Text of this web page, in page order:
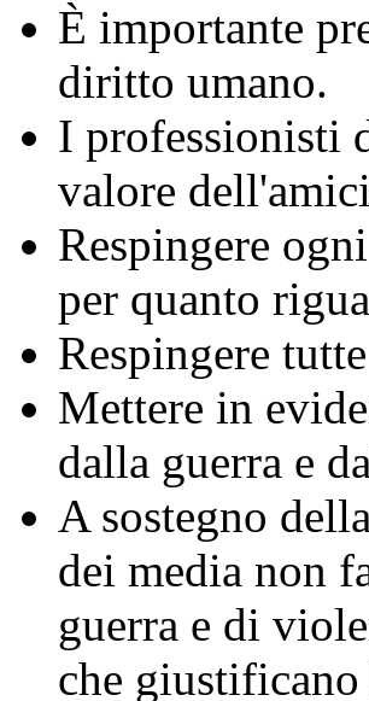
È importante
diritto umano.
I professionisti
valore
Respingere
per quanto
Respingere
Mettere in
dalla guerra e
A sostegno
dei media non
guerra e di
che